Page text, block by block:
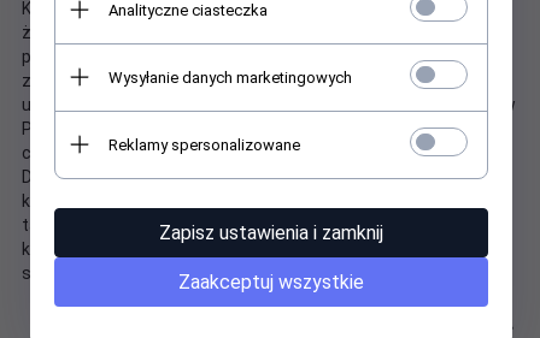
Koszulki z nadrukiem Lucky Star wyróżniają się trwałymi,
żywymi kolorami nadruków, które nie blakną nawet po wielu
praniach. Klasyczny krój i możliwość personalizacji detali
zapewnia dopasowanie do sylwetki i komfort podczas
użytkowania. Koszulki z nadrukiem religijnym są produkowane w
Polsce wyłączenie dla Lucky Star, co podkreśla ich unikatowy
charakter i wysoką jakość wykonania.
Dostęp pełnej rozmiarówki pozwala na idealnie dopasowanie
koszulki z nadrukiem religijnym do Twoich potrzeb. Skorzystaj z
tabeli rozmiarów, aby wybrać odpowiedni dla siebie. Nasze
koszulki z nadrukiem katolickim to doskonały wybór odzieży
szytej w Polsce!
Analityczne ciasteczka
Wysyłanie danych marketingowych
Reklamy spersonalizowane
Zapisz ustawienia i zamknij
Zaakceptuj wszystkie